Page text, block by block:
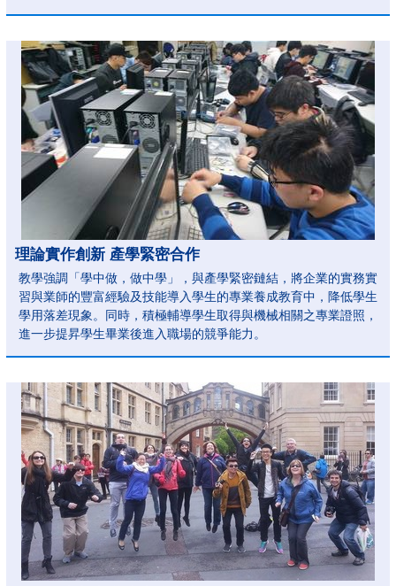
理論實作創新 產學緊密合作
教學強調「學中做，做中學」，與產學緊密鏈結，將企業的實務實
習與業師的豐富經驗及技能導入學生的專業養成教育中，降低學生
學用落差現象。同時，積極輔導學生取得與機械相關之專業證照，
進一步提昇學生畢業後進入職場的競爭能力。